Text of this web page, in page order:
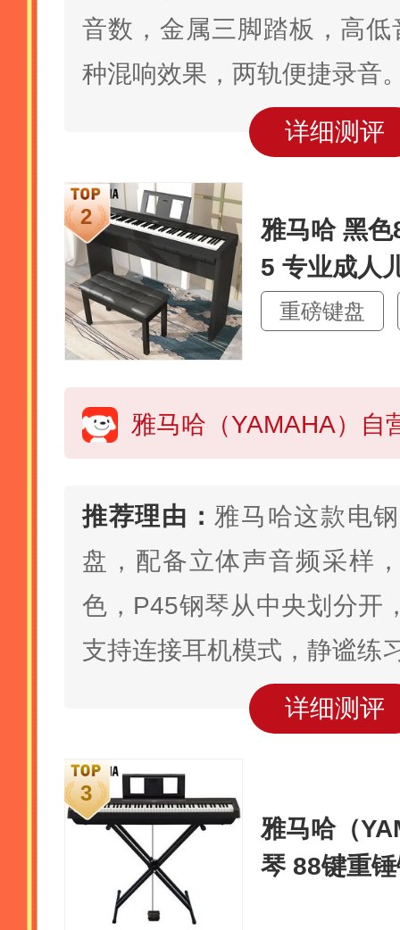
音数，金属三脚踏板，高
种混响效果，两轨便捷录音
详细测评
雅马哈 黑
5 专业成人
钢琴
重磅键盘
推荐理由： 雅马哈这款电
盘，配备立体声音频采样
色，P45钢琴从中央划分开
支持连接耳机模式，静谧练
详细测评
雅马哈（
琴 88键重